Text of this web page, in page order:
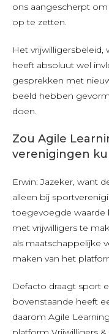
ons aangescherpt
op te zetten.
Het vrijwilligersbeleid,
heeft absoluut wel
gesprekken met
beeld hebben
doen.
Zou Agile
verenigingen
Erwin: Jazeker, want
alleen bij
toegevoegde waarde
met vrijwilligers te
als maatschappelijke
maken van het
Defacto draagt sport
bovenstaande heeft
daarom Agile